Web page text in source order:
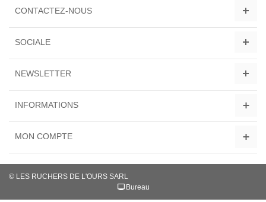
CONTACTEZ-NOUS
SOCIALE
NEWSLETTER
INFORMATIONS
MON COMPTE
© LES RUCHERS DE L'OURS SARL
Bureau